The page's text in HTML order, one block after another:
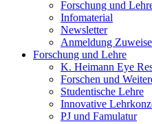
Forschung und
Infomaterial
Newsletter
Anmeldung
Forschung und Lehre
K. Heimann Eye
Forschen und
Studentische Lehre
Innovative
PJ und Famulatur